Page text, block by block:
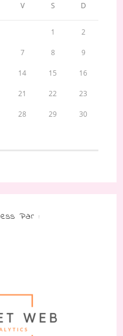
V S D
1 2
7 8 9
14 15 16
21 22 23
28 29 30
Par :